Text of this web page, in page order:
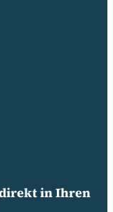
in Ihren